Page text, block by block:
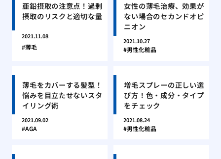
亜鉛摂取の注意点！過剰
摂取のリスクと適切な量
2021.11.08
薄毛
女性の薄毛治療、効果が
ない場合のセカンドオピ
ニオン
2021.10.27
男性化粧品
薄毛をカバーする髪型！
悩みを目立たせないスタ
イリング術
2021.09.02
AGA
増毛スプレーの正しい選
び方！色・成分・タイプ
をチェック
2021.08.24
男性化粧品